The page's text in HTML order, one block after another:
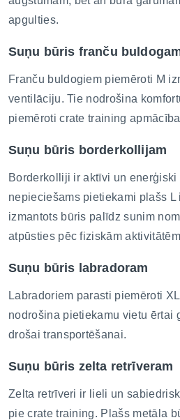
apgulties.
Suņu būris franču
Franču buldogiem piemēroti M
ventilāciju. Tie nodrošina
piemēroti crate training
Suņu būris borderkollijam
Borderkolliji ir aktīvi un
nepieciešams pietiekami plašs L
izmantots būris palīdz sunim
atpūsties pēc fiziskām
Suņu būris labradoram
Labradoriem parasti piemēroti
nodrošina pietiekamu vietu ērtai
drošai transportēšanai.
Suņu būris zelta retrīveram
Zelta retrīveri ir lieli un
pie crate training. Plašs metāla